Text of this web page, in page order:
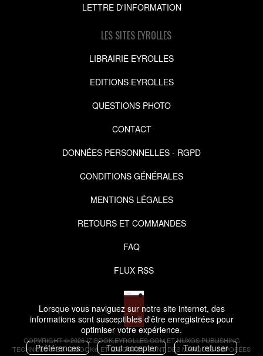
Lorsque vous naviguez sur notre site internet, des
informations sont susceptibles d'être enregistrées pour
optimiser votre expérience.
Préférences
Tout accepter Tout refuser
LETTRE D'INFORMATION
LES SITES EYROLLES
LIBRAIRIE EYROLLES
EDITIONS EYROLLES
QUESTIONS PHOTO
CONTACT
DONNÉES PERSONNELLES - RGPD
CONDITIONS GÉNÉRALES
MENTIONS LÉGALES
RETOURS ET COMMANDES
FAQ
FLUX RSS
COPYRIGHT © 2026 IZIBOOK.EYROLLES.COM ET NUXOS PUBLISHING
TECHNOLOGIES.IZIBOOK® ETIZIBOOKS®SONT DES MARQUES DÉPOSÉES